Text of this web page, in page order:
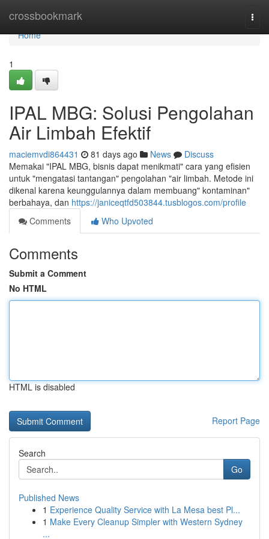
crossbookmark
Home
Home
1
IPAL MBG: Solusi Pengolahan
Air Limbah Efektif
maciemvdi864431 81 days ago News
Discuss
Memakai "IPAL MBG, bisnis dapat menikmati" cara yang efisien
untuk "mengatasi tantangan" pengolahan "air limbah. Metode ini
dikenal karena keunggulannya dalam membuang" kontaminan"
berbahaya, dan https://janiceqtfd503844.tusblogos.com/profile
Comments
Who Upvoted
Comments
Submit a Comment
No HTML
HTML is disabled
Report Page
Search
Go
Published News
1 Experience Quality Service with La Mesa best Pl...
1 Make Every Cleanup Simpler with Western Sydney
...